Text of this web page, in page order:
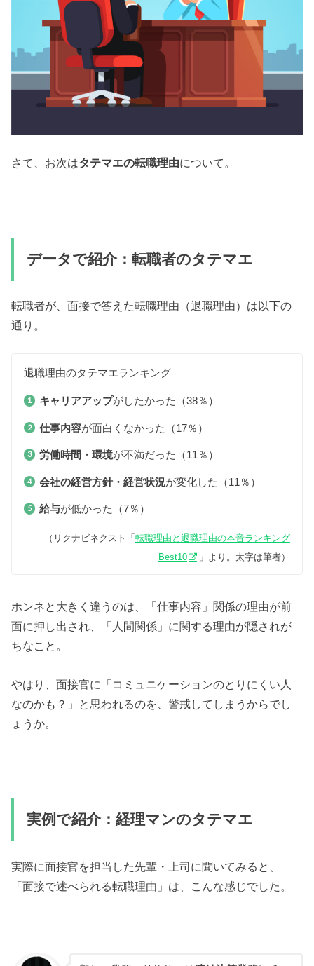
さて、お次はタテマエの転職理由について。
データで紹介：転職者のタテマエ
転職者が、面接で答えた転職理由（退職理由）は以下の
通り。
退職理由のタテマエランキング
キャリアアップがしたかった（38％）
仕事内容が面白くなかった（17％）
労働時間・環境が不満だった（11％）
会社の経営方針・経営状況が変化した（11％）
給与が低かった（7％）
（リクナビネクスト「 転職理由と退職理由の本音ランキング
Best10
」より。太字は筆者）
ホンネと大きく違うのは、「仕事内容」関係の理由が前
面に押し出され、「人間関係」に関する理由が隠されが
ちなこと。
やはり、面接官に「コミュニケーションのとりにくい人
なのかも？」と思われるのを、警戒してしまうからでし
ょうか。
実例で紹介：経理マンのタテマエ
実際に面接官を担当した先輩・上司に聞いてみると、
「面接で述べられる転職理由」は、こんな感じでした。